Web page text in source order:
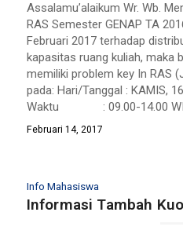
Assalamu’alaikum Wr. Wb.
RAS Semester GENAP TA
Februari 2017 terhadap
kapasitas ruang kuliah, maka
memiliki problem key In RAS
pada: Hari/Tanggal : KAMIS,
Waktu : 09.00-14.00
Februari 14, 2017
Info Mahasiswa
Informasi Tambah